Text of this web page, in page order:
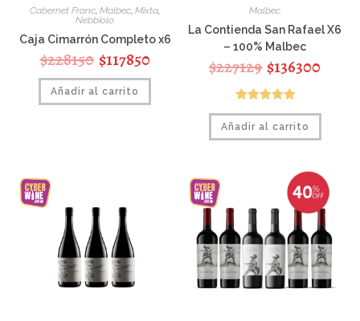
Cabernet Franc,Malbec,Mixta,
Nebbiolo
Caja Cimarrón Completo x6
$228150 $117850
Añadir al carrito
Malbec
La Contienda San Rafael X6
– 100% Malbec
$227129 $136300
Valorado con
5.00de 5
Añadir al carrito